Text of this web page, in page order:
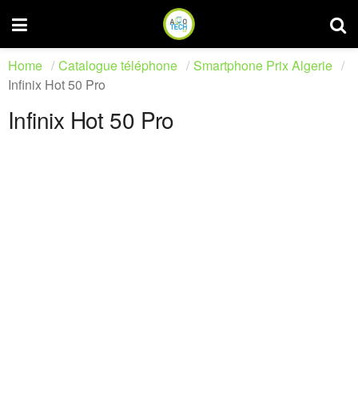
Home Catalogue téléphone
Smartphone Prix Algerie
Infinix Hot 50 Pro
Infinix Hot 50 Pro